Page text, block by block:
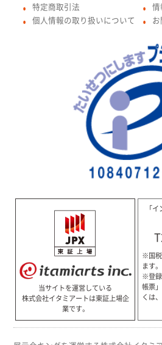
● 特定商取引法
● 個人情報の取り扱いについて
●
●
当サイトを運営している
株式会社イタミアートは東証上場企
業です。
「
※国税
ます
※登録
帳票
くは、